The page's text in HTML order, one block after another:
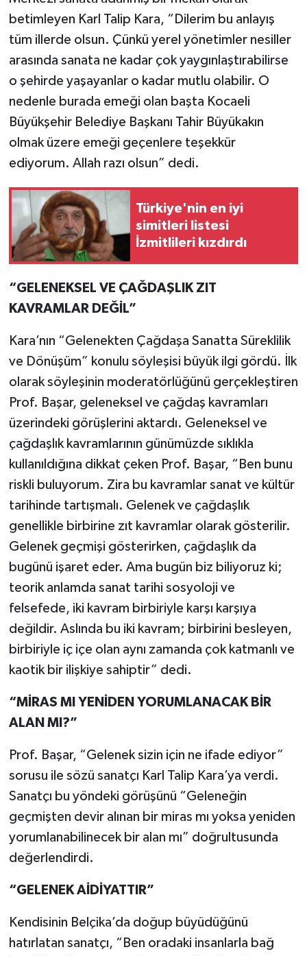
betimleyen Karl Talip Kara, “Dilerim bu anlayış
tüm illerde olsun. Çünkü yerel yönetimler nesiller
arasında sanata ne kadar çok yaygınlaştırabilirse
o şehirde yaşayanlar o kadar mutlu olabilir. O
nedenle burada emeği olan başta Kocaeli
Büyükşehir Belediye Başkanı Tahir Büyükakın
olmak üzere emeği geçenlere teşekkür
ediyorum. Allah razı olsun” dedi.
Türkiye'nin en iyi
simitleri listesi
İzmitlileri kızdırdı
“GELENEKSEL VE ÇAĞDAŞLIK ZIT
KAVRAMLAR DEĞİL”
Kara’nın “Gelenekten Çağdaşa Sanatta Süreklilik
ve Dönüşüm” konulu söyleşisi büyük ilgi gördü. İlk
olarak söyleşinin moderatörlüğünü gerçekleştiren
Prof. Başar, geleneksel ve çağdaş kavramları
üzerindeki görüşlerini aktardı. Geleneksel ve
çağdaşlık kavramlarının günümüzde sıklıkla
kullanıldığına dikkat çeken Prof. Başar, “Ben bunu
riskli buluyorum. Zira bu kavramlar sanat ve kültür
tarihinde tartışmalı. Gelenek ve çağdaşlık
genellikle birbirine zıt kavramlar olarak gösterilir.
Gelenek geçmişi gösterirken, çağdaşlık da
bugünü işaret eder. Ama bugün biz biliyoruz ki;
teorik anlamda sanat tarihi sosyoloji ve
felsefede, iki kavram birbiriyle karşı karşıya
değildir. Aslında bu iki kavram; birbirini besleyen,
birbiriyle iç içe olan aynı zamanda çok katmanlı ve
kaotik bir ilişkiye sahiptir” dedi.
“MİRAS MI YENİDEN YORUMLANACAK BİR
ALAN MI?”
Prof. Başar, “Gelenek sizin için ne ifade ediyor”
sorusu ile sözü sanatçı Karl Talip Kara’ya verdi.
Sanatçı bu yöndeki görüşünü “Geleneğin
geçmişten devir alınan bir miras mı yoksa yeniden
yorumlanabilinecek bir alan mı” doğrultusunda
değerlendirdi.
“GELENEK AİDİYATTIR”
Kendisinin Belçika’da doğup büyüdüğünü
hatırlatan sanatçı, “Ben oradaki insanlarla bağ